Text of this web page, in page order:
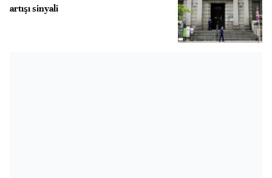
artışı sinyali